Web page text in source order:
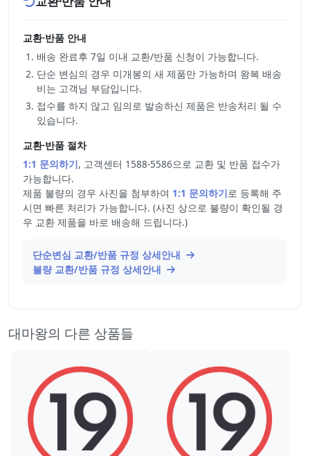
교환·반품 안내
배송 완료후 7일 이내 교환/반품 신청이 가능합니다.
단순 변심의 경우 미개봉의 새 제품만 가능하며 왕복 배송
비는 고객님 부담입니다.
접수를 하지 않고 임의로 발송하신 제품은 반송처리 될 수
있습니다.
교환·반품 절차
1:1 문의하기, 고객센터 1588-5586으로 교환 및 반품 접수가
가능합니다.
제품 불량의 경우 사진을 첨부하여 1:1 문의하기로 등록해 주
시면 빠른 처리가 가능합니다. (사진 상으로 불량이 확인될 경
우 교환 제품을 바로 배송해 드립니다.)
단순변심 교환/반품 규정 상세안내
불량 교환/반품 규정 상세안내
대마왕의 다른 상품들